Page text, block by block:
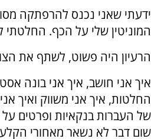
ידעתי שאני נכנס להרפתקה
המוניטין שלי על הכף.
הרעיון היה פשוט, לשתף את
איך אני חושב, איך אני בונה
החלטות, איך אני משווק ואיך
של העברות בנקאיות ופרטים
שום דבר לא נשאר מאחורי